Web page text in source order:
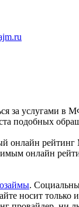
за услугами в
подобных
онлайн
онлайн
.
носит только